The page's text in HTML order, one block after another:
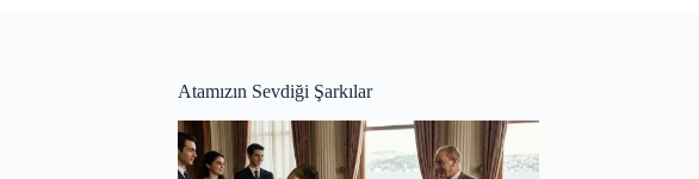
Atamızın Sevdiği Şarkılar